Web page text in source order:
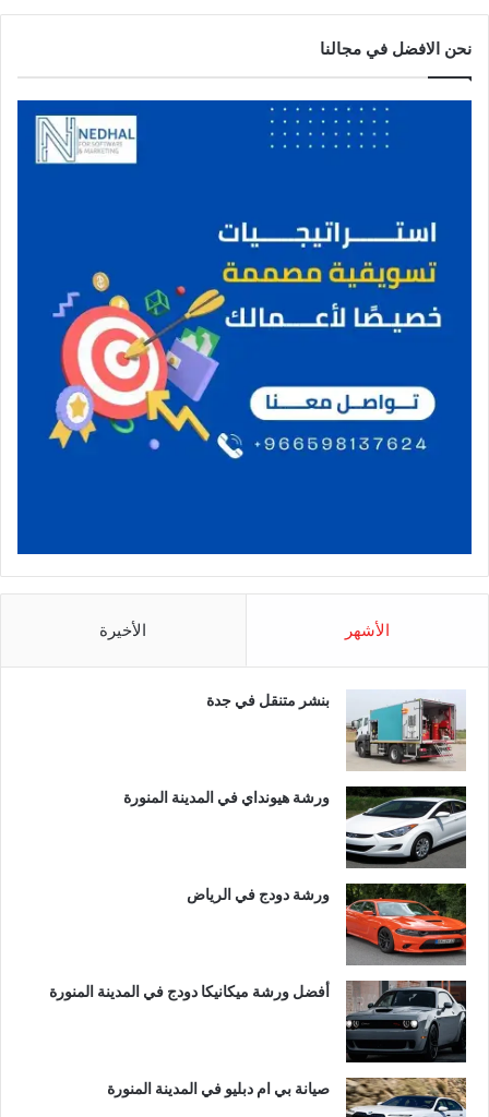
نحن الافضل في مجالنا
الأشهر الأخيرة
بنشر متنقل في جدة
ورشة هيونداي في المدينة المنورة
ورشة دودج في الرياض
أفضل ورشة ميكانيكا دودج في المدينة المنورة
صيانة بي ام دبليو في المدينة المنورة